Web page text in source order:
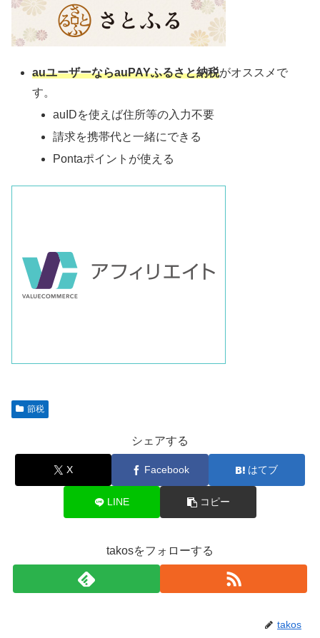
auユーザーならauPAYふるさと納税がオススメで
す。
auIDを使えば住所等の入力不要
請求を携帯代と一緒にできる
Pontaポイントが使える
節税
シェアする
X Facebook はてブ
LINE コピー
takosをフォローする
takos